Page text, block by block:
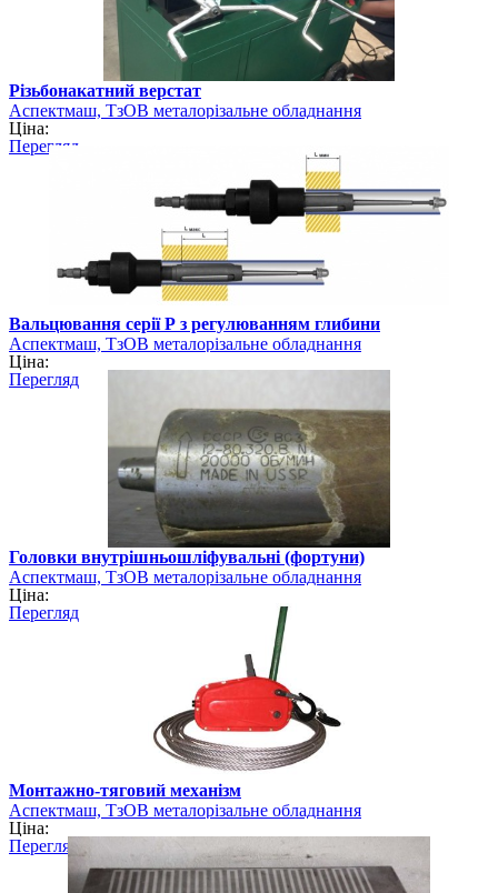
Різьбонакатний верстат
Аспектмаш, ТзОВ металорізальне обладнання
Ціна:
Перегляд
Вальцювання серії Р з регулюванням глибини
Аспектмаш, ТзОВ металорізальне обладнання
Ціна:
Перегляд
Головки внутрішньошліфувальні (фортуни)
Аспектмаш, ТзОВ металорізальне обладнання
Ціна:
Перегляд
Монтажно-тяговий механізм
Аспектмаш, ТзОВ металорізальне обладнання
Ціна:
Перегляд